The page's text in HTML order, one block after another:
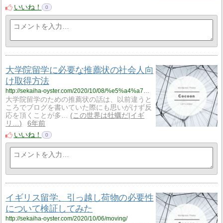
いいね！
0
大学院留学に必要な推薦状の社会人向
け取得方法
大学院留学のための推薦状の話は、以前違うと
ころでブログを書いていた際にも思いがけず反
応を頂くことが多…
この世界は牡蠣だ|イギ
リ…
6年前
いいね！
0
イギリス留学、引っ越し荷物の必要性
について検証してみた
http://sekaiha-oyster.com/2020/10/06/moving/